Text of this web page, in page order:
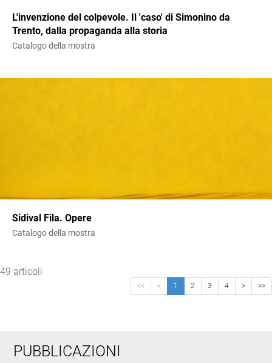
L'invenzione del colpevole. Il 'caso' di Simonino da
Trento, dalla propaganda alla storia
Catalogo della mostra
Sidival Fila. Opere
Catalogo della mostra
49 articoli
<< < 1 2 3 4 > >>
PUBBLICAZIONI